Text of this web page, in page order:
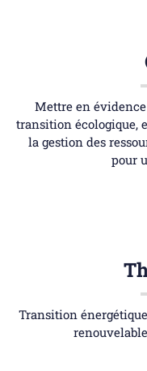
Mettre en
transition écologique,
la gestion des
pour
Transition